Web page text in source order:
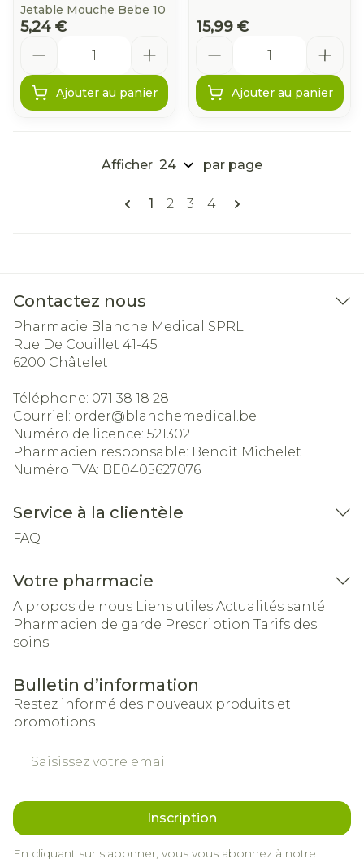
Jetable Mouche Bebe 10
5,24 €
Ajouter au panier
15,99 €
Ajouter au panier
Pages
Vous lisez actuellement la page
1 Page
2 Page
3 Page
4
Afficher par page
Contactez nous
Pharmacie Blanche Medical SPRL
Rue De Couillet 41-45
6200 Châtelet
Téléphone: 071 38 18 28
Courriel: order@blanchemedical.be
Numéro de licence: 521302
Pharmacien responsable: Benoit Michelet
Numéro TVA: BE0405627076
Service à la clientèle
FAQ
Votre pharmacie
A propos de nous Liens utiles Actualités santé
Pharmacien de garde Prescription Tarifs des
soins
Bulletin d’information
Restez informé des nouveaux produits et
promotions
Inscription
En cliquant sur s'abonner, vous vous abonnez à notre